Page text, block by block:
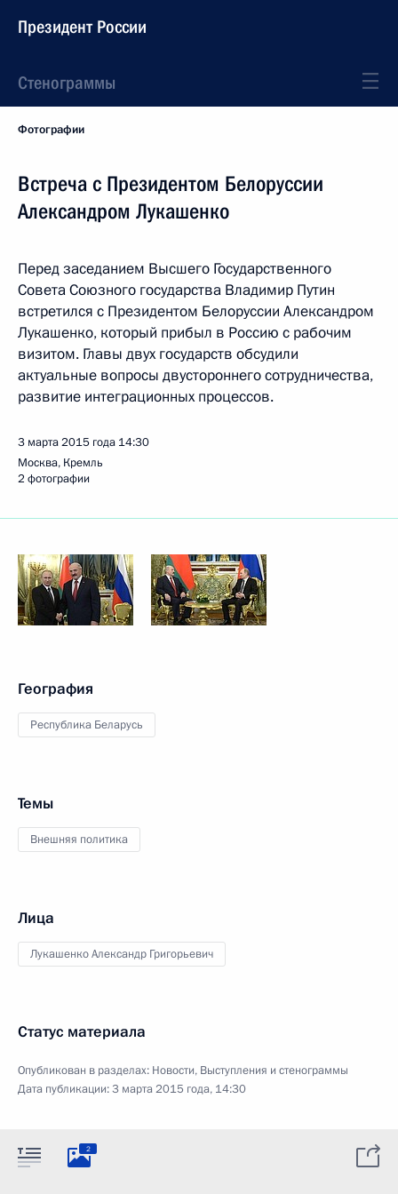
Президент России
Стенограммы
Фотографии
Встреча с Президентом Белоруссии
Александром Лукашенко
Перед заседанием Высшего Государственного
Совета Союзного государства Владимир Путин
встретился с Президентом Белоруссии Александром
Лукашенко, который прибыл в Россию с рабочим
визитом. Главы двух государств обсудили
актуальные вопросы двустороннего сотрудничества,
развитие интеграционных процессов.
3 марта 2015 года 14:30
Москва, Кремль
2 фотографии
География
Республика Беларусь
Темы
Внешняя политика
Лица
Лукашенко Александр Григорьевич
Статус материала
Опубликован в разделах: Новости, Выступления и стенограммы
Дата публикации:3 марта 2015 года, 14:30
2